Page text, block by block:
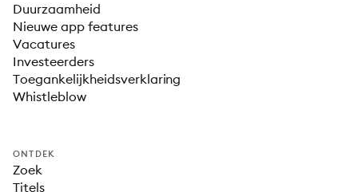
Duurzaamheid
Nieuwe app features
Vacatures
Investeerders
Toegankelijkheidsverklaring
Whistleblow
ONTDEK
Zoek
Titels